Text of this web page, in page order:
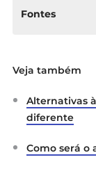
Fontes
Diplomados
Despacho
Decreto-Lei
Veja também
Alternativas
diferente
Como será o